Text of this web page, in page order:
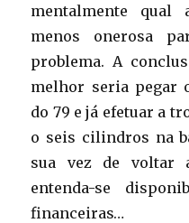
mentalmente
menos onerosa
problema. A
melhor seria pegar
do 79 e já efetuar a
o seis cilindros na
sua vez de voltar
entenda-se
financeiras…